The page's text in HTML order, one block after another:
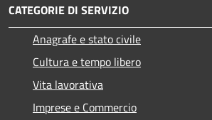
CATEGORIE DI SERVIZIO
Anagrafe e stato civile
Cultura e tempo libero
Vita lavorativa
Imprese e Commercio